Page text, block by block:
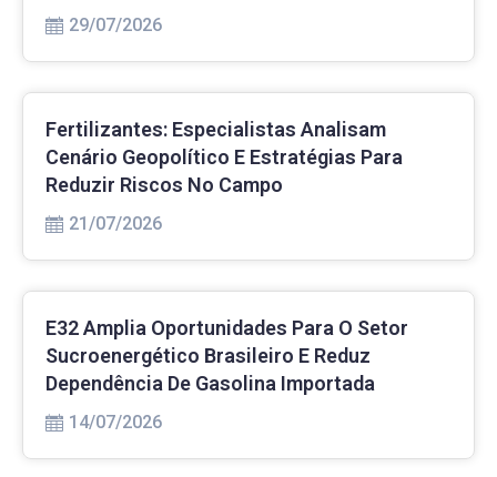
29/07/2026
Fertilizantes: Especialistas Analisam
Cenário Geopolítico E Estratégias Para
Reduzir Riscos No Campo
21/07/2026
E32 Amplia Oportunidades Para O Setor
Sucroenergético Brasileiro E Reduz
Dependência De Gasolina Importada
14/07/2026